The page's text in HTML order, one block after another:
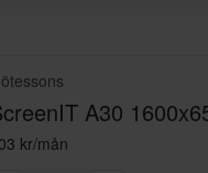
kr/mån